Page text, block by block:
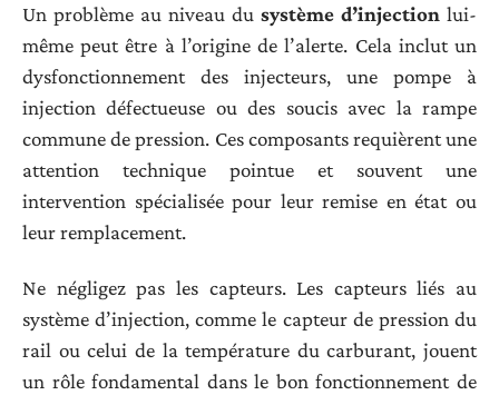
Un problème au niveau du système d’injection lui-
même peut être à l’origine de l’alerte. Cela inclut un
dysfonctionnement des injecteurs, une pompe à
injection défectueuse ou des soucis avec la rampe
commune de pression. Ces composants requièrent une
attention technique pointue et souvent une
intervention spécialisée pour leur remise en état ou
leur remplacement.
Ne négligez pas les capteurs. Les capteurs liés au
système d’injection, comme le capteur de pression du
rail ou celui de la température du carburant, jouent
un rôle fondamental dans le bon fonctionnement de